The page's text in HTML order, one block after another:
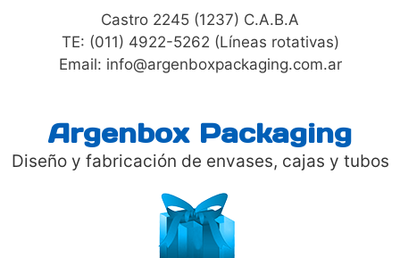
contenido
Castro 2245 (1237) C.A.B.A
TE: (011) 4922-5262 (Líneas rotativas)
Email: info@argenboxpackaging.com.ar
Argenbox Packaging
Diseño y fabricación de envases, cajas y tubos